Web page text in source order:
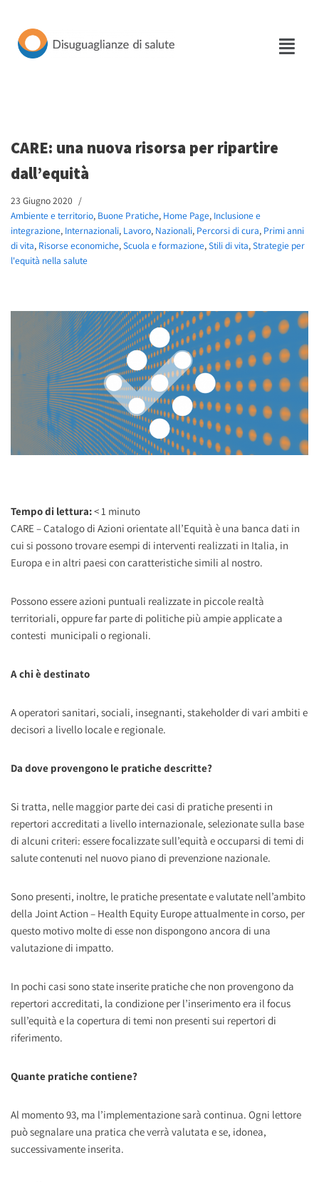
Vai
CARE: una nuova risorsa per ripartire
dall’equità
23 Giugno 2020
Ambiente e territorio, Buone Pratiche, Home Page, Inclusione e
integrazione, Internazionali, Lavoro, Nazionali, Percorsi di cura, Primi anni
di vita, Risorse economiche,Scuola e formazione,Stili di vita,Strategie per
l'equità nella salute
Tempo di lettura:< 1 minuto
CARE – Catalogo di Azioni orientate all’Equità è una banca dati in
cui si possono trovare esempi di interventi realizzati in Italia, in
Europa e in altri paesi con caratteristiche simili al nostro.
Possono essere azioni puntuali realizzate in piccole realtà
territoriali, oppure far parte di politiche più ampie applicate a
contesti municipali o regionali.
A chi è destinato
A operatori sanitari, sociali, insegnanti, stakeholder di vari ambiti e
decisori a livello locale e regionale.
Da dove provengono le pratiche descritte?
Si tratta, nelle maggior parte dei casi di pratiche presenti in
repertori accreditati a livello internazionale, selezionate sulla base
di alcuni criteri: essere focalizzate sull’equità e occuparsi di temi di
salute contenuti nel nuovo piano di prevenzione nazionale.
Sono presenti, inoltre, le pratiche presentate e valutate nell’ambito
della Joint Action – Health Equity Europe attualmente in corso, per
questo motivo molte di esse non dispongono ancora di una
valutazione di impatto.
In pochi casi sono state inserite pratiche che non provengono da
repertori accreditati, la condizione per l’inserimento era il focus
sull’equità e la copertura di temi non presenti sui repertori di
riferimento.
Quante pratiche contiene?
Al momento 93, ma l’implementazione sarà continua. Ogni lettore
può segnalare una pratica che verrà valutata e se, idonea,
successivamente inserita.